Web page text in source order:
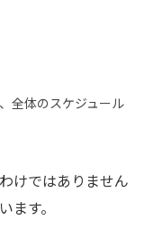
全体のスケジュール
けではありません
す。